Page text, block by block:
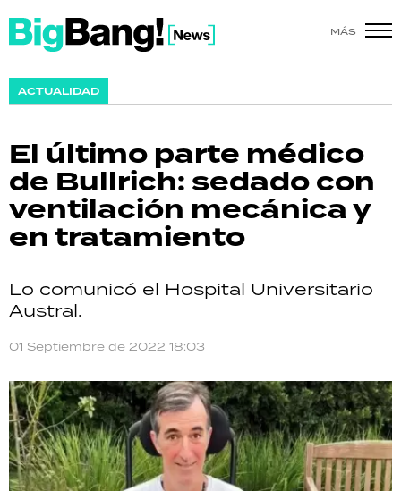
MÁS
ACTUALIDAD
El último parte médico
de Bullrich: sedado con
ventilación mecánica y
en tratamiento
Lo comunicó el Hospital Universitario
Austral.
01 Septiembre de 2022 18:03
SHOW
ACTUALIDAD
POLICIALES
ECONOMÍA
GRAN HERMANO
SALUD
DEPORTES
TECNOLOGÍA